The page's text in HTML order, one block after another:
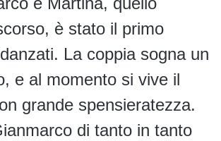
è stato il primo
La coppia sogna un
e al momento si vive il
grande spensieratezza.
di tanto in tanto